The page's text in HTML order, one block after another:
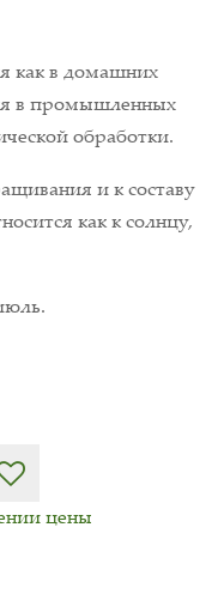
как в домашних
в промышленных
обработки.
и к составу
как к солнцу,
цены